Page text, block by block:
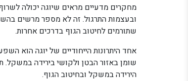
ובעצמות התרגול. זה לא מספר מרשים
שתורמים לחיטוב הגוף בדרכים אחרות.
אחד היתרונות הייחודיים של יוגה הוא
שומן באזור הבטן ולקושי בירידה במשקל.
הירידה במשקל ובחיטוב הגוף.